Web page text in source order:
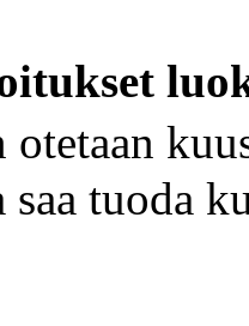
otetaan
saa tuoda